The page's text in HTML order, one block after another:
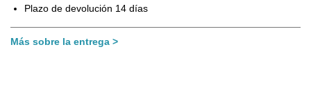
Plazo de devolución 14 días
Más sobre la entrega